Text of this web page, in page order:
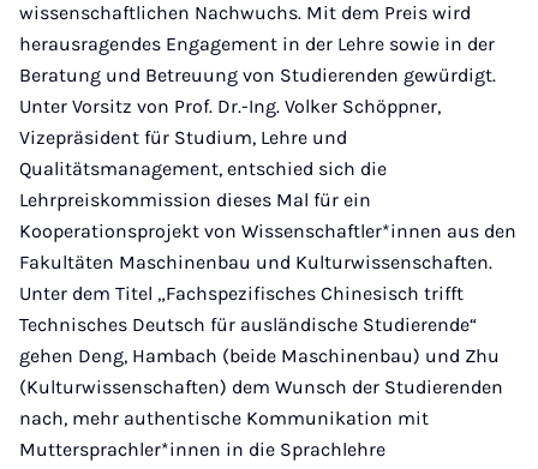
wissenschaftlichen Nachwuchs. Mit dem Preis wird
herausragendes Engagement in der Lehre sowie in der
Beratung und Betreuung von Studierenden gewürdigt.
Unter Vorsitz von Prof. Dr.-Ing. Volker Schöppner,
Vizepräsident für Studium, Lehre und
Qualitätsmanagement, entschied sich die
Lehrpreiskommission dieses Mal für ein
Kooperationsprojekt von Wissenschaftler*innen aus den
Fakultäten Maschinenbau und Kulturwissenschaften.
Unter dem Titel „Fachspezifisches Chinesisch trifft
Technisches Deutsch für ausländische Studierende“
gehen Deng, Hambach (beide Maschinenbau) und Zhu
(Kulturwissenschaften) dem Wunsch der Studierenden
nach, mehr authentische Kommunikation mit
Muttersprachler*innen in die Sprachlehre